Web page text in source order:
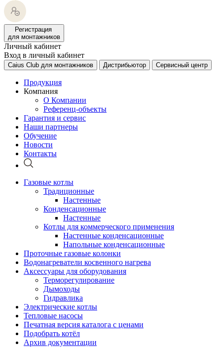
Регистрация
для монтажников
Личный кабинет
Вход в личный кабинет
Caius Club для монтажников Дистрибьютор Сервисный центр
Продукция
Компания
О Компании
Референц-объекты
Гарантия и сервис
Наши партнеры
Обучение
Новости
Контакты
Газовые котлы
Традиционные
Настенные
Конденсационные
Настенные
Котлы для коммерческого применения
Настенные конденсационные
Напольные конденсационные
Проточные газовые колонки
Водонагреватели косвенного нагрева
Аксессуары для оборудования
Терморегулирование
Дымоходы
Гидравлика
Электрические котлы
Тепловые насосы
Печатная версия каталога с ценами
Подобрать котёл
Архив документации